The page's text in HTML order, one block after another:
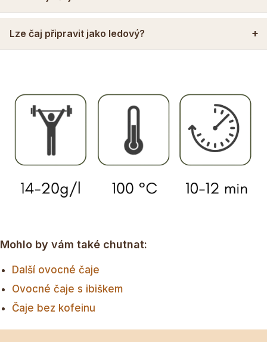
Lze čaj připravit jako ledový?
Mohlo by vám také chutnat:
Další ovocné čaje
Ovocné čaje s ibiškem
Čaje bez kofeinu